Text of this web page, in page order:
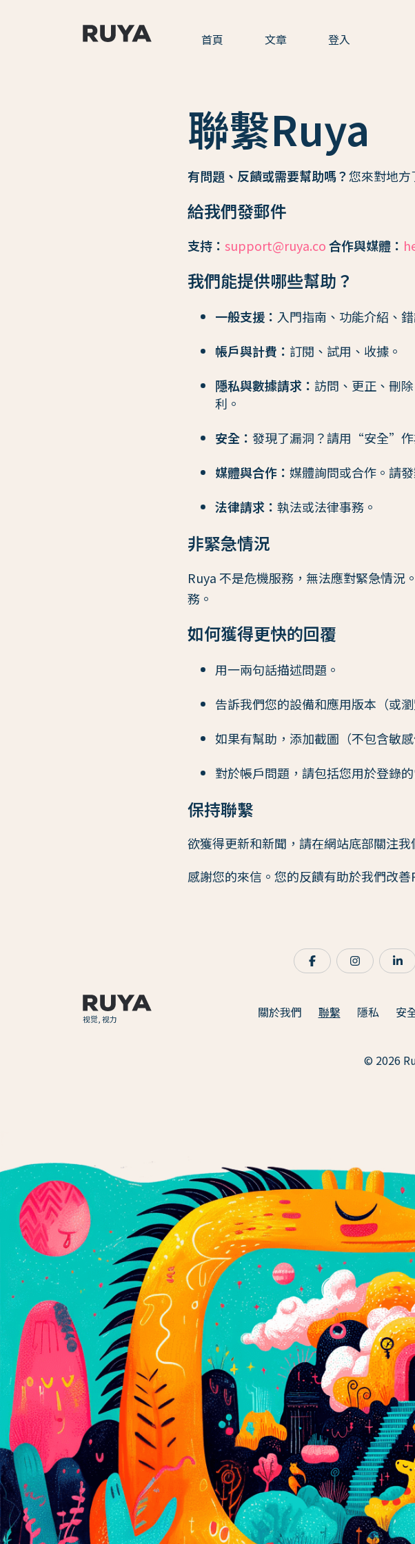
首頁 文章 登入
聯繫Ruya
有問題、反饋或需要幫助嗎？您來對地方
給我們發郵件
支持： support@ruya.co合作與媒體：
我們能提供哪些幫助？
一般支援： 入門指南、功能介紹、
帳戶與計費： 訂閱、試用、收據。
隱私與數據請求： 訪問、更正、刪
利。
安全： 發現了漏洞？請用“安全”作
媒體與合作： 媒體詢問或合作。請
法律請求： 執法或法律事務。
非緊急情況
Ruya 不是危機服務，無法應對緊急情況
務。
如何獲得更快的回覆
用一兩句話描述問題。
告訴我們您的設備和應用版本（或
如果有幫助，添加截圖（不包含敏感
對於帳戶問題，請包括您用於登錄
保持聯繫
欲獲得更新和新聞，請在網站底部關注我
感謝您的來信。您的反饋有助於我們改善
视觉, 视力 關於我們 聯繫 隱私 安
© 2026